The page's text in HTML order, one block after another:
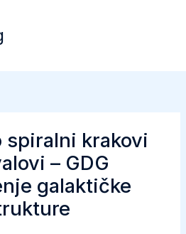
spiralni krakovi
– GDG
galaktičke